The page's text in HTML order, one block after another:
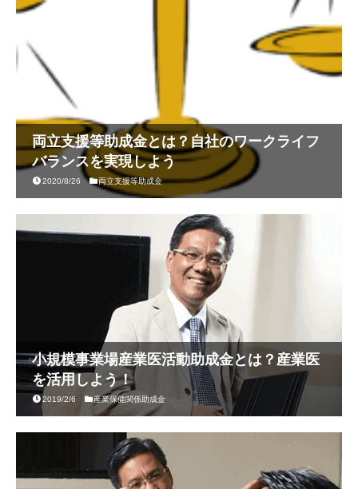
両立支援等助成金とは？自社のワークライフ
バランスを実現しよう
2020/8/26 両立支援等助成金
小規模事業場産業医活動助成金とは？産業医
を活用しよう！
2019/2/6 産業保健関係助成金